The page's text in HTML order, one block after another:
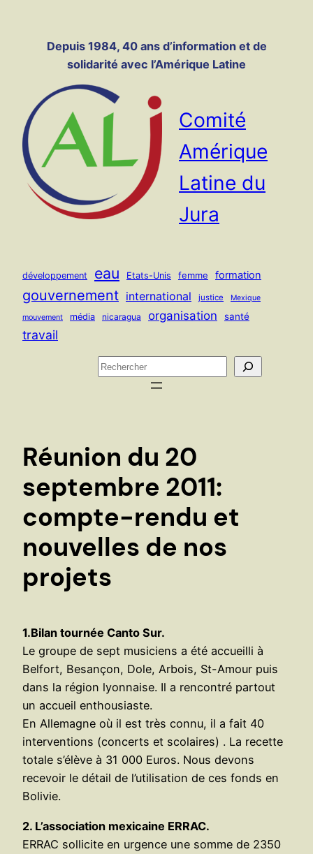
contenuDepuis 1984, 40 ans d’information et de
solidarité avec l’Amérique Latine
Comité
Amérique
Latine du
Jura
développement eau Etats-Unis femme formation
gouvernement international justice Mexique
mouvement média nicaragua organisation santé
travail
R
r
h
e
r
Réunion du 20
septembre 2011:
compte-rendu et
nouvelles de nos
projets
1.Bilan tournée Canto Sur.
Le groupe de sept musiciens a été accueilli à
Belfort, Besançon, Dole, Arbois, St-Amour puis
dans la région lyonnaise. Il a rencontré partout
un accueil enthousiaste.
En Allemagne où il est très connu, il a fait 40
interventions (concerts et scolaires) . La recette
totale s’élève à 31 000 Euros. Nous devons
recevoir le détail de l’utilisation de ces fonds en
Bolivie.
2. L’association mexicaine ERRAC.
ERRAC sollicite en urgence une somme de 2350